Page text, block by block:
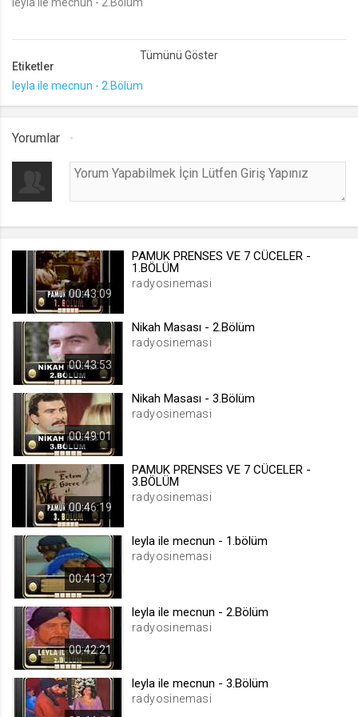
Oturum verisini tutmak
Oturum doğrulama verisi
Site içeriği önerme
1 yıl
voteLike*
1 ay
.web.tv
İsimsiz ziyaretçi için site içeriği
Etiketler
leyla ile mecnun - 2.Bölüm
Yorumlar
00:43:09
PAMUK PRENSES VE 7 CÜCELER -
1.BÖLÜM
radyosinemasi
00:43:53
Nikah Masası - 2.Bölüm
radyosinemasi
00:49:01
Nikah Masası - 3.Bölüm
radyosinemasi
00:46:19
PAMUK PRENSES VE 7 CÜCELER -
3.BÖLÜM
radyosinemasi
00:41:37
leyla ile mecnun - 1.bölüm
radyosinemasi
00:42:21
leyla ile mecnun - 2.Bölüm
radyosinemasi
leyla ile mecnun - 3.Bölüm
radyosinemasi